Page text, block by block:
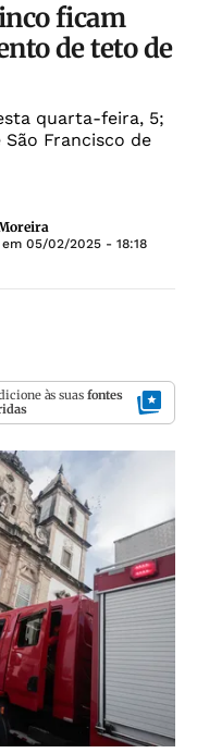
ficam
de teto de
quarta-feira, 5;
São Francisco de
05/02/2025 - 18:18
às suas fontes